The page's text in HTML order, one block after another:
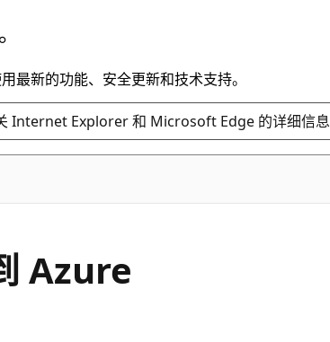
新的功能、安全更新和技术支持。
Internet Explorer 和 Microsoft Edge 的详细信息
Azure